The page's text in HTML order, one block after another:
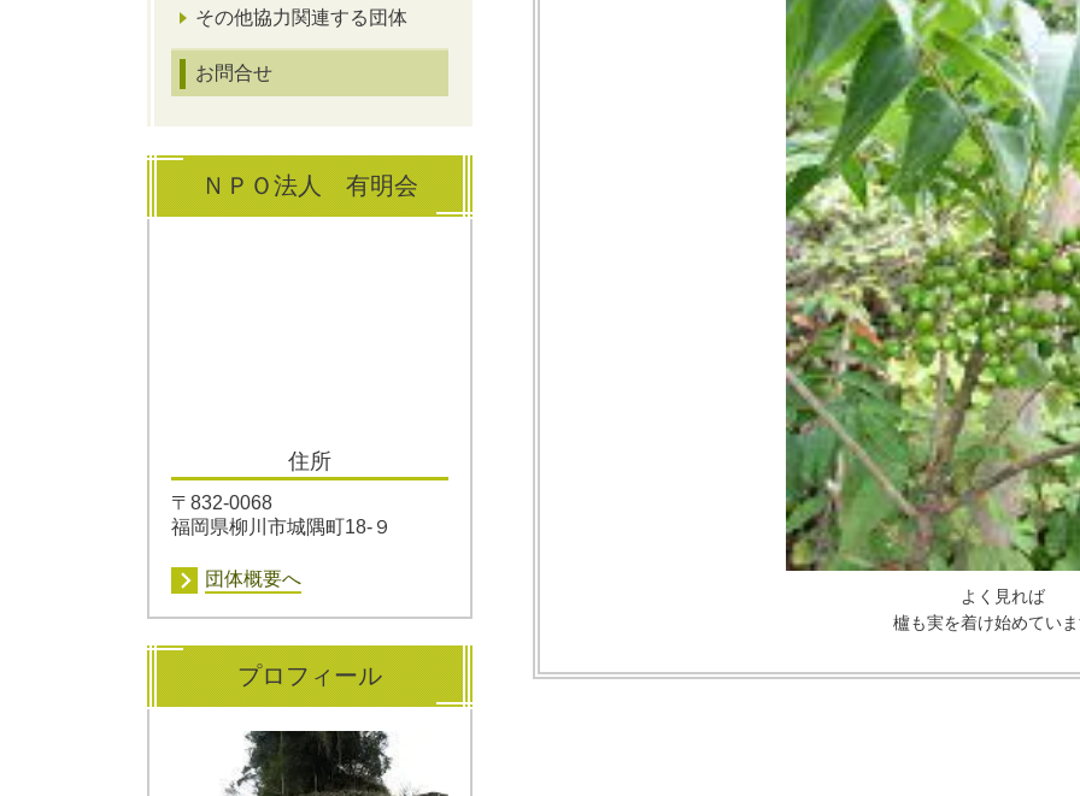
よく見れば
櫨も実を着け始めてい
その他協力関連する団体
お問合せ
ＮＰＯ法人 有明会
住所
〒832-0068
福岡県柳川市城隅町18-９
団体概要へ
プロフィール